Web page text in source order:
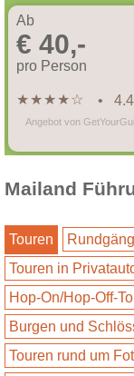
Ab
€ 40,-
pro Person
★★★★☆ •
Angebot von
Mailand
Touren
Touren in
Hop-On/Hop-Off-
Burgen und
Touren rund um